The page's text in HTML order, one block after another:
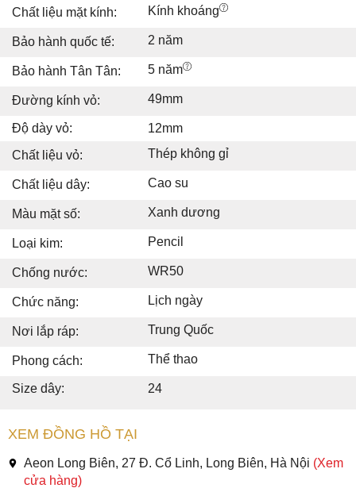
Chất liệu mặt kính: Kính khoáng
Bảo hành quốc tế: 2 năm
Bảo hành Tân Tân: 5 năm
Đường kính vỏ: 49mm
Độ dày vỏ:
12mm
Chất liệu vỏ:
Thép không gỉ
Chất liệu dây: Cao su
Màu mặt số: Xanh dương
Loại kim: Pencil
Chống nước: WR50
Chức năng: Lịch ngày
Nơi lắp ráp: Trung Quốc
Phong cách: Thể thao
Size dây: 24
XEM ĐỒNG HỒ TẠI
Aeon Long Biên, 27 Đ. Cổ Linh, Long Biên, Hà Nội (Xem
cửa hàng)